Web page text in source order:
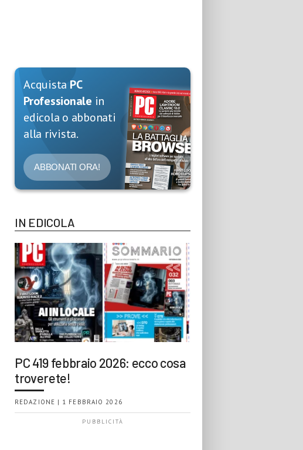
Acquista PC
Professionale in
edicola o abbonati
alla rivista.
ABBONATI ORA!
IN EDICOLA
PC 419 febbraio 2026: ecco cosa
troverete!
REDAZIONE | 1 FEBBRAIO 2026